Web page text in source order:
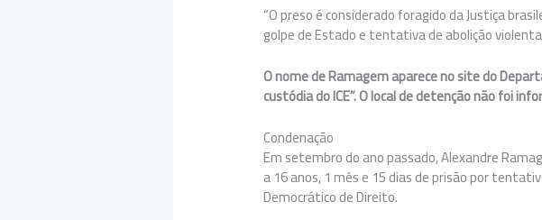
“O preso é considerado foragido da Justiça
golpe de Estado e tentativa de abolição
O nome de Ramagem aparece no site do
custódia do ICE”. O local de detenção não foi
Condenação
Em setembro do ano passado, Alexandre
a 16 anos, 1 mês e 15 dias de prisão por
Democrático de Direito.